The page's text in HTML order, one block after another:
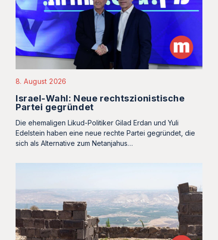
8. August 2026
Israel-Wahl: Neue rechtszionistische
Partei gegründet
Die ehemaligen Likud-Politiker Gilad Erdan und Yuli
Edelstein haben eine neue rechte Partei gegründet, die
sich als Alternative zum Netanjahus…